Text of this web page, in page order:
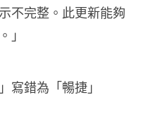
不完整。此更新能夠
」
錯為「暢捷」